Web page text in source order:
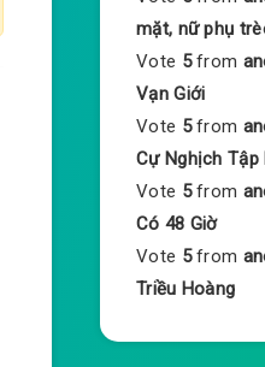
mặt, nữ phụ
Vote 5 from
Vạn Giới
Vote 5 from
Cự Nghịch Tập
Vote 5 from
Có 48 Giờ
Vote 5 from
Triều Hoàng